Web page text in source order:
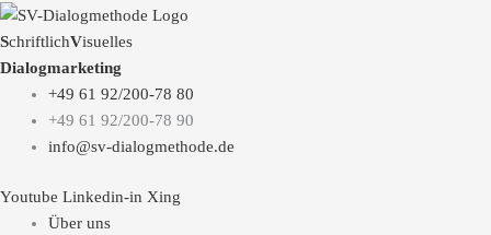
SchriftlichVisuelles
Dialogmarketing
+49 61 92/200-78 80
+49 61 92/200-78 90
info@sv-dialogmethode.de
Youtube Linkedin-in Xing
Über uns